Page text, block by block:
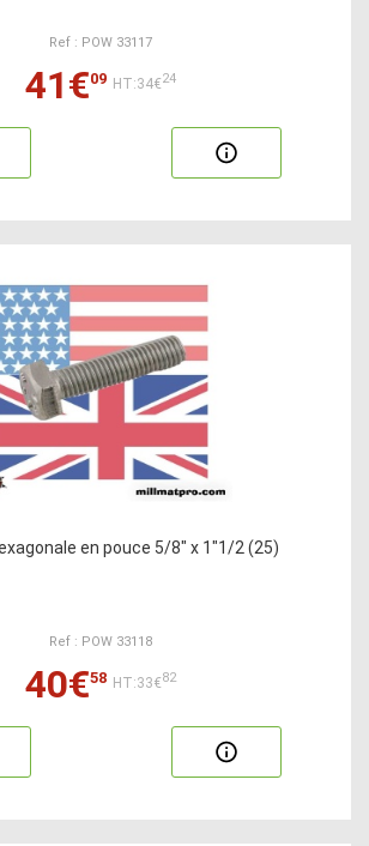
Ref : POW 33117
41€09 HT:34€24
en pouce 5/8" x 1"1/2 (25)
Ref : POW 33118
40€58 HT:33€82